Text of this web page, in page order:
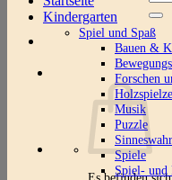
Kindergarten
Spiel und Spaß
Bauen &
Forschen
Musik
Puzzle
Spiele
Spiel- und